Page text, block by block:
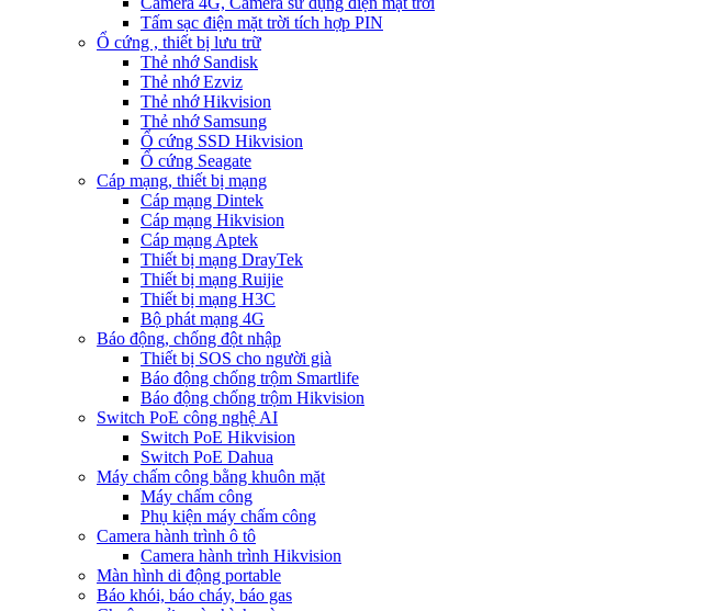
Tấm sạc điện mặt trời tích hợp PIN
Ổ cứng , thiết bị lưu trữ
Thẻ nhớ Sandisk
Thẻ nhớ Ezviz
Thẻ nhớ Hikvision
Thẻ nhớ Samsung
Ổ cứng SSD Hikvision
Ổ cứng Seagate
Cáp mạng, thiết bị mạng
Cáp mạng Dintek
Cáp mạng Hikvision
Cáp mạng Aptek
Thiết bị mạng DrayTek
Thiết bị mạng Ruijie
Thiết bị mạng H3C
Bộ phát mạng 4G
Báo động, chống đột nhập
Thiết bị SOS cho người già
Báo động chống trộm Smartlife
Báo động chống trộm Hikvision
Switch PoE công nghệ AI
Switch PoE Hikvision
Switch PoE Dahua
Máy chấm công bằng khuôn mặt
Máy chấm công
Phụ kiện máy chấm công
Camera hành trình ô tô
Camera hành trình Hikvision
Màn hình di động portable
Báo khói, báo cháy, báo gas